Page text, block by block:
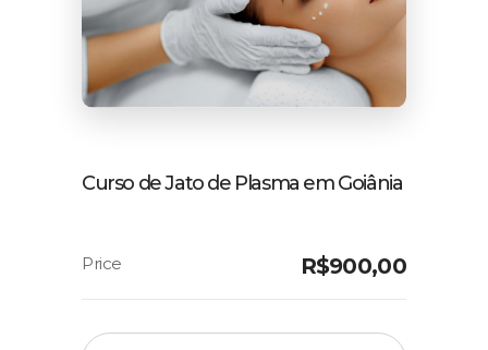
Curso de Jato de Plasma em Goiânia
R$900,00